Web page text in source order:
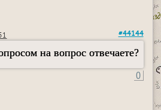
#44144
на вопрос отвечаете?
0